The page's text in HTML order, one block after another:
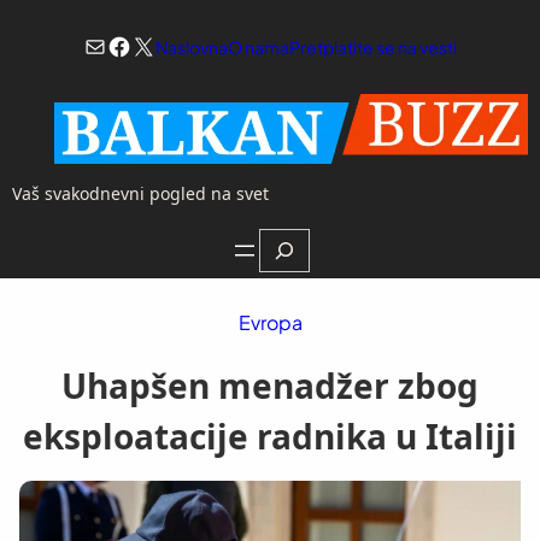
Mail
Facebook
X NaslovnaO namaPretplatite se na vesti
Vaš svakodnevni pogled na svet
Search
Evropa
Uhapšen menadžer zbog
eksploatacije radnika u Italiji